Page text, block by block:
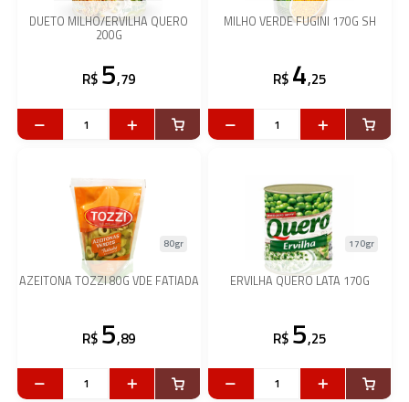
DUETO MILHO/ERVILHA QUERO
200G
R$ 5,79
MILHO VERDE FUGINI 170G SH
R$ 4,25
AZEITONA TOZZI 80G VDE FATIADA
80gr
R$ 5,89
ERVILHA QUERO LATA 170G
170gr
R$ 5,25